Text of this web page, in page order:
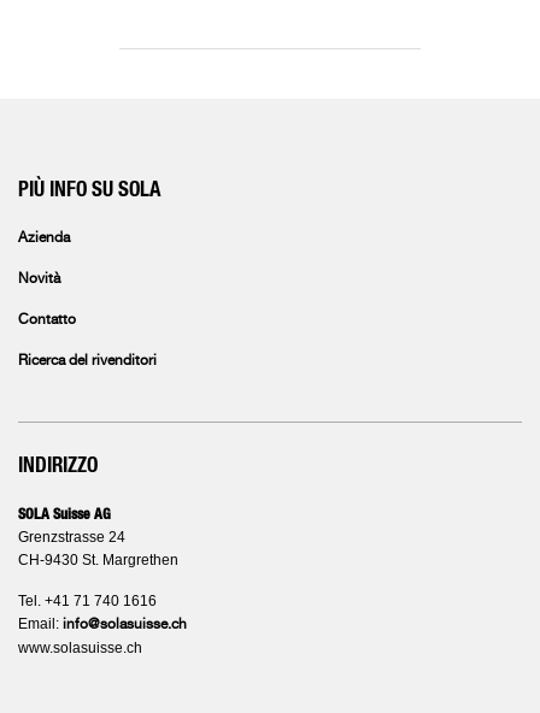
PIÙ INFO SU SOLA
Azienda
Novità
Contatto
Ricerca del rivenditori
INDIRIZZO
SOLA Suisse AG
Grenzstrasse 24
CH-9430 St. Margrethen
Tel. +41 71 740 1616
Email: info@solasuisse.ch
www.solasuisse.ch